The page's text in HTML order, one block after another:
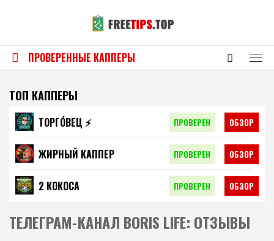
ПРОВЕРЕННЫЕ КАППЕРЫ
ТОП КАППЕРЫ
ТОРГО́ВЕЦ ⚡️ ПРОВЕРЕН ОБЗОР
ЖИРНЫЙ КАППЕР ПРОВЕРЕН ОБЗОР
2 КОКОСА ПРОВЕРЕН ОБЗОР
ТЕЛЕГРАМ-КАНАЛ BORIS LIFE: ОТЗЫВЫ